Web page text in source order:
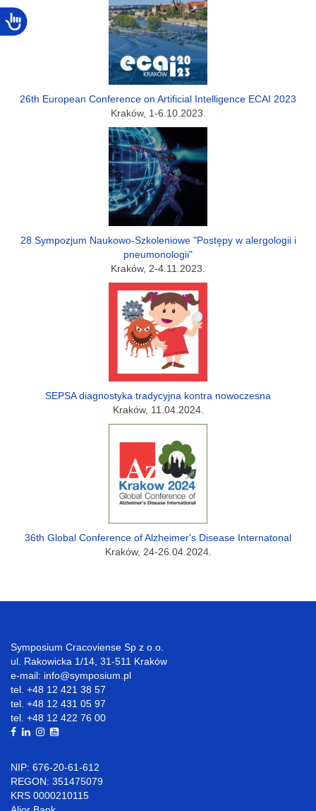
26th European Conference on Artificial Intelligence ECAI 2023
Kraków, 1-6.10.2023.
28 Sympozjum Naukowo-Szkoleniowe "Postępy w alergologii i
pneumonologii"
Kraków, 2-4.11.2023.
SEPSA diagnostyka tradycyjna kontra nowoczesna
Kraków, 11.04.2024.
36th Global Conference of Alzheimer's Disease Internatonal
Kraków, 24-26.04.2024.
Symposium Cracoviense Sp z o.o.
ul. Rakowicka 1/14, 31-511 Kraków
e-mail: info@symposium.pl
tel. +48 12 421 38 57
tel. +48 12 431 05 97
tel. +48 12 422 76 00
NIP: 676-20-61-612
REGON: 351475079
KRS 0000210115